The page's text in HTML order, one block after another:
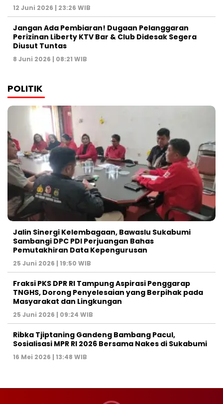
12 Juni 2026 | 23:26 WIB
Jangan Ada Pembiaran! Dugaan Pelanggaran
Perizinan Liberty KTV Bar & Club Didesak Segera
Diusut Tuntas
8 Juni 2026 | 08:21 WIB
POLITIK
Jalin Sinergi Kelembagaan, Bawaslu Sukabumi
Sambangi DPC PDI Perjuangan Bahas
Pemutakhiran Data Kepengurusan
25 Juni 2026 | 19:50 WIB
‎Fraksi PKS DPR RI Tampung Aspirasi Penggarap
TNGHS, Dorong Penyelesaian yang Berpihak pada
Masyarakat dan Lingkungan‎
25 Juni 2026 | 09:24 WIB
Ribka Tjiptaning Gandeng Bambang Pacul,
Sosialisasi MPR RI 2026 Bersama Nakes di Sukabumi
16 Mei 2026 | 13:48 WIB